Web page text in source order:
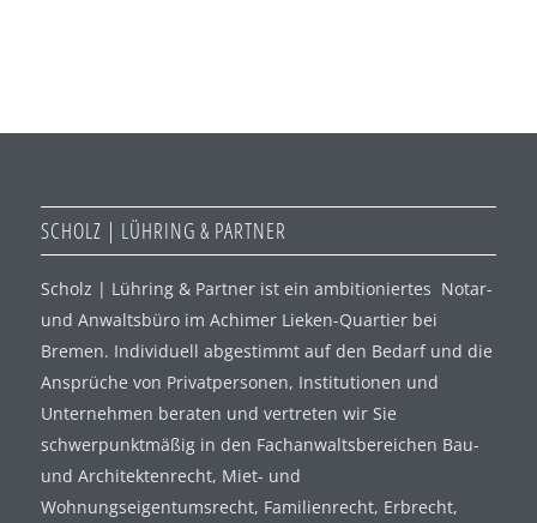
SCHOLZ | LÜHRING & PARTNER
Scholz | Lühring & Partner ist ein ambitioniertes Notar-
und Anwaltsbüro im Achimer Lieken-Quartier bei
Bremen. Individuell abgestimmt auf den Bedarf und die
Ansprüche von Privatpersonen, Institutionen und
Unternehmen beraten und vertreten wir Sie
schwerpunktmäßig in den Fachanwaltsbereichen Bau-
und Architektenrecht, Miet- und
Wohnungseigentumsrecht, Familienrecht, Erbrecht,